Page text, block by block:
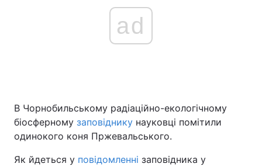
Україна Політика
Економіка Світ
Спорт Наука
ad
В Чорнобильському радіаційно-екологічному
біосферному заповіднику науковці помітили
одинокого коня Пржевальського.
Як йдеться у повідомленні заповідника у